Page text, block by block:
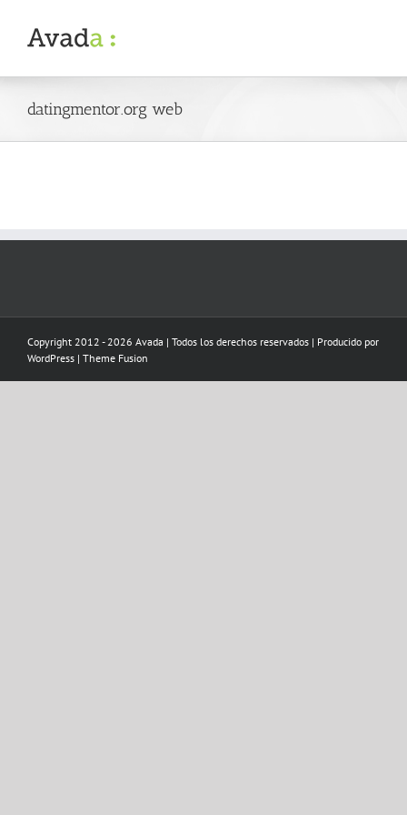
content
datingmentor.org web
Copyright 2012 - 2026 Avada | Todos los derechos reservados | Producido por
WordPress | Theme Fusion